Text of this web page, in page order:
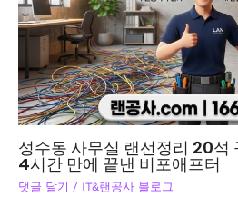
성수동 사무실 랜선정리 20석
4시간 만에 끝낸 비포애프터
댓글 달기 / IT&랜공사 블로그